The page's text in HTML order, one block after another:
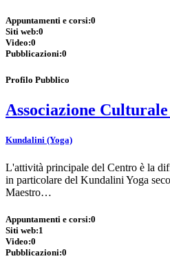
Appuntamenti e corsi:0
Siti web:0
Video:0
Pubblicazioni:0
Profilo Pubblico
Associazione
Kundalini (Yoga)
L'attività principale del Centro è la
in particolare del Kundalini Yoga
Maestro…
Appuntamenti e corsi:0
Siti web:1
Video:0
Pubblicazioni:0